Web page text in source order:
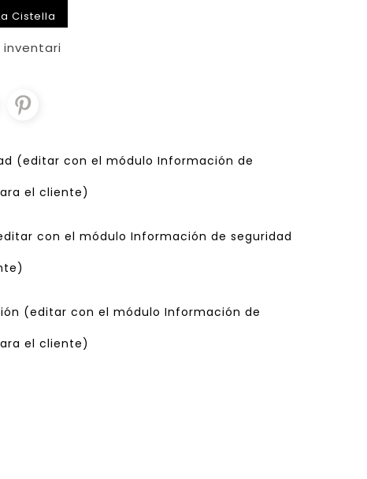
Cistella
(editar con el módulo Información de
el cliente)
con el módulo Información de seguridad
(editar con el módulo Información de
el cliente)